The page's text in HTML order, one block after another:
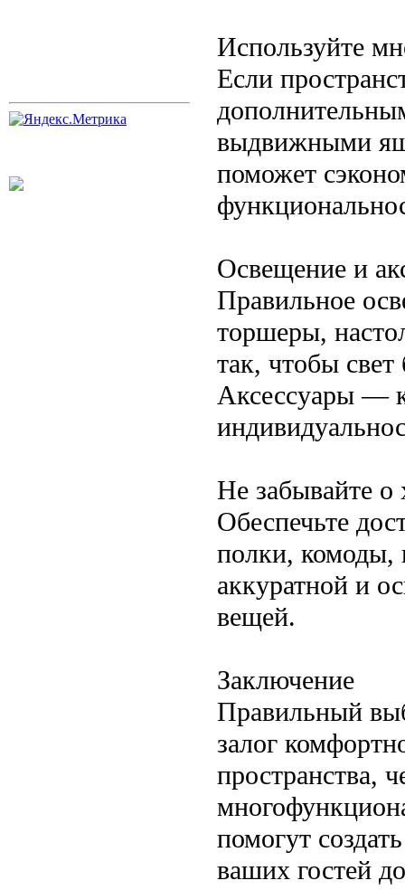
Используйте
Если
выдвижными
поможет
Освещение и
Правильное
торшеры,
так, чтобы
Аксессуары —
Не забывайте о
Обеспечьте
полки, комоды,
аккуратной и
вещей.
Заключение
Правильный
залог
пространства,
помогут
ваших гостей